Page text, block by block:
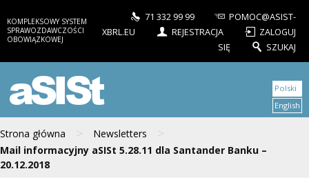
KOMPLEKSOWY SYSTEM
SPRAWOZDAWCZOŚCI
OBOWIĄZKOWEJ
71 332 99 99
POMOC@ASIST-
XBRL.EU
REJESTRACJA
ZALOGUJ
SIĘ
SZUKAJ
aSISt
Strona główna > Newsletters >
Mail informacyjny aSISt 5.28.11 dla Santander Banku –
20.12.2018
Polski
English